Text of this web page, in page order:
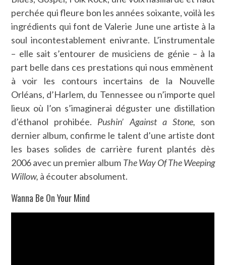
perchée qui fleure bon les années soixante, voilà les
ingrédients qui font de Valerie June une artiste à la
soul incontestablement enivrante. L’instrumentale
– elle sait s’entourer de musiciens de génie – à la
part belle dans ces prestations qui nous emmènent
à voir les contours incertains de la Nouvelle
Orléans, d’Harlem, du Tennessee ou n’importe quel
lieux où l’on s’imaginerai déguster une distillation
d’éthanol prohibée. Pushin’ Against a Stone, son
dernier album, confirme le talent d’une artiste dont
les bases solides de carrière furent plantés dès
2006 avec un premier album The Way Of The Weeping
Willow, à écouter absolument.
Wanna Be On Your Mind